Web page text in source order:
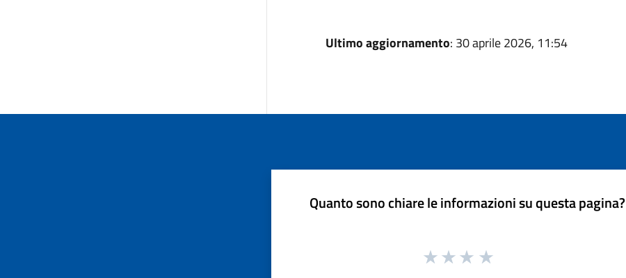
Ultimo aggiornamento: 30 aprile 2026, 11:54
Quanto sono chiare le informazioni su questa pagina?